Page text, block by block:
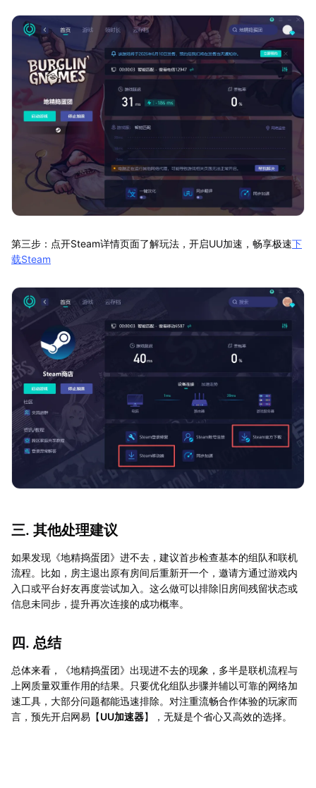
第三步：点开Steam详情页面了解玩法，开启UU加速，畅享极速下
载Steam
三. 其他处理建议
如果发现《地精捣蛋团》进不去，建议首步检查基本的组队和联机
流程。比如，房主退出原有房间后重新开一个，邀请方通过游戏内
入口或平台好友再度尝试加入。这么做可以排除旧房间残留状态或
信息未同步，提升再次连接的成功概率。
四. 总结
总体来看，《地精捣蛋团》出现进不去的现象，多半是联机流程与
上网质量双重作用的结果。只要优化组队步骤并辅以可靠的网络加
速工具，大部分问题都能迅速排除。对注重流畅合作体验的玩家而
言，预先开启网易【UU加速器】，无疑是个省心又高效的选择。